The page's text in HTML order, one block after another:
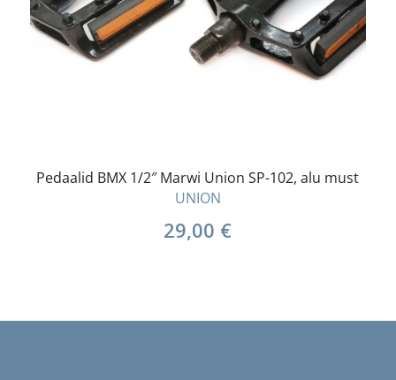
Pedaalid BMX 1/2″ Marwi Union SP-102, alu must
UNION
29,00 €